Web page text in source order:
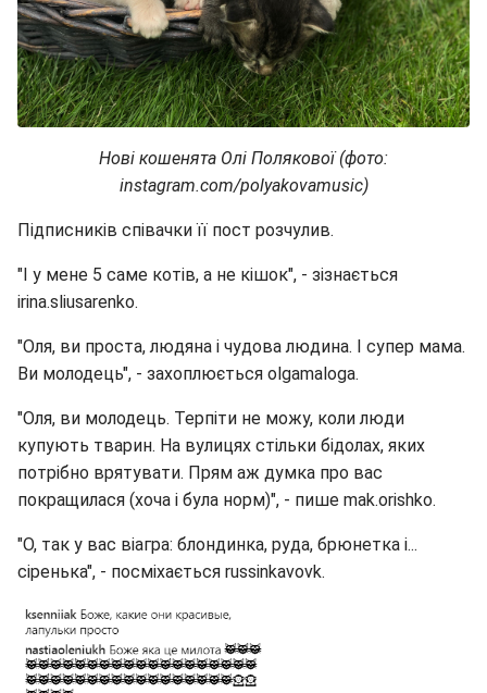
Нові кошенята Олі Полякової (фото:
instagram.com/polyakovamusic)
Підписників співачки її пост розчулив.
"І у мене 5 саме котів, а не кішок", - зізнається
irina.sliusarenko.
"Оля, ви проста, людяна і чудова людина. І супер мама.
Ви молодець", - захоплюється olgamaloga.
"Оля, ви молодець. Терпіти не можу, коли люди
купують тварин. На вулицях стільки бідолах, яких
потрібно врятувати. Прям аж думка про вас
покращилася (хоча і була норм)", - пише mak.orishko.
"О, так у вас віагра: блондинка, руда, брюнетка і...
сіренька", - посміхається russinkavovk.